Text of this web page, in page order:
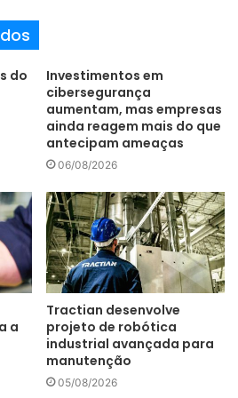
ciclo de vida
obsolescência RF
Electronics
do
Investimentos em
cibersegurança
aumentam, mas empresas
ainda reagem mais do que
antecipam ameaças
06/08/2026
a
Tractian desenvolve
projeto de robótica
industrial avançada para
manutenção
05/08/2026